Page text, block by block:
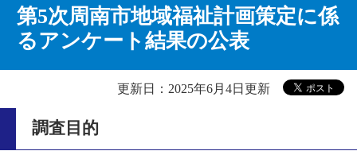
第5次周南市地域福祉計画策定に係
るアンケート結果の公表
更新日：2025年6月4日更新
調査目的